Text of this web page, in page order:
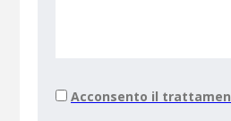
Acconsento il